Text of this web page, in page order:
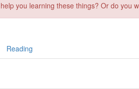
you learning these things? Or do you
Reading